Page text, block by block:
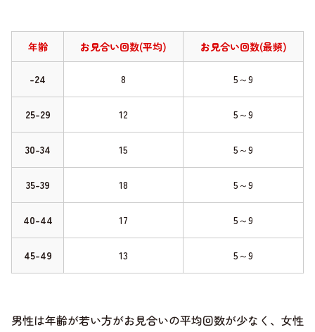
年齢 お見合い回数(平均) お見合い回数(最頻)
-24 8 5～9
25-29 12 5～9
30-34 15 5～9
35-39 18 5～9
40-44 17 5～9
45-49 13 5～9
男性は年齢が若い方がお見合いの平均回数が少なく、女性